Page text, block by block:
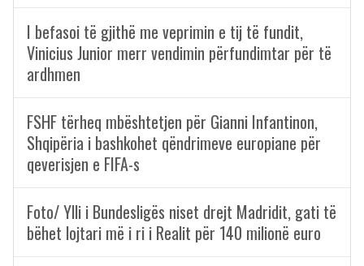
I befasoi të gjithë me veprimin e tij të fundit,
Vinicius Junior merr vendimin përfundimtar për të
ardhmen
FSHF tërheq mbështetjen për Gianni Infantinon,
Shqipëria i bashkohet qëndrimeve europiane për
qeverisjen e FIFA-s
Foto/ Ylli i Bundesligës niset drejt Madridit, gati të
bëhet lojtari më i ri i Realit për 140 milionë euro